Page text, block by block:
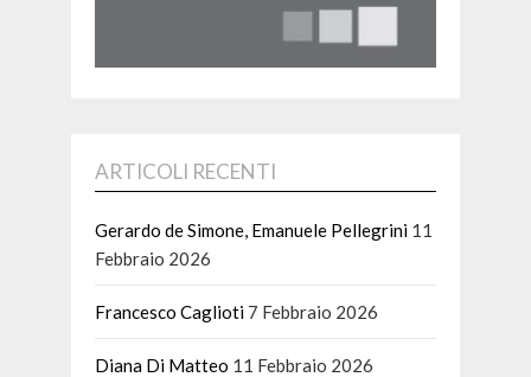
ARTICOLI RECENTI
Gerardo de Simone, Emanuele Pellegrini 11
Febbraio 2026
Francesco Caglioti 7 Febbraio 2026
Diana Di Matteo 11 Febbraio 2026